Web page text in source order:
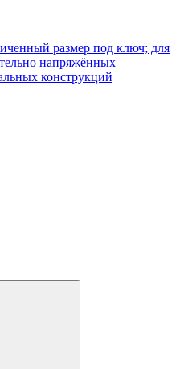
размер под ключ; для
напряжённых
конструкций